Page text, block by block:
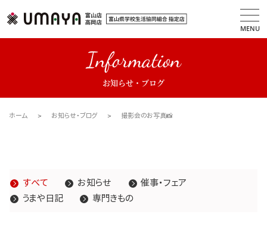
MENU
Information
お知らせ・ブログ
ホーム お知らせ・ブログ 撮影会のお写真📸
すべて お知らせ
催事・フェア
うまや日記
専門きもの